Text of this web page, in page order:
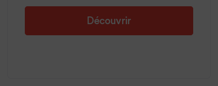
Découvrir